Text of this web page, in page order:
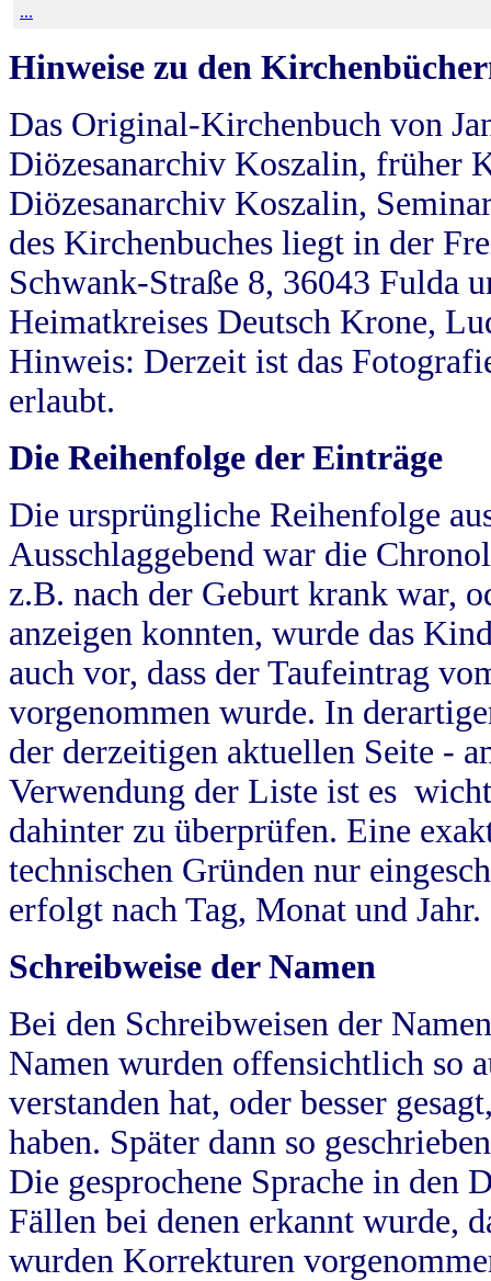
...
Hinweise zu den
Das Original-Kirchenbuch von
Diözesanarchiv Koszalin, früher
Diözesanarchiv Koszalin,
des Kirchenbuches liegt in der
Schwank-Straße 8, 36043 Fulda
Heimatkreises Deutsch Krone,
Hinweis: Derzeit ist das
erlaubt.
Die Reihenfolge der Einträge
Die ursprüngliche Reihenfolge
Ausschlaggebend war die
z.B. nach der Geburt krank war,
anzeigen konnten, wurde das
auch vor, dass der Taufeintrag
vorgenommen wurde. In
der derzeitigen aktuellen Seite -
Verwendung der Liste ist es
dahinter zu überprüfen. Eine
technischen Gründen nur
erfolgt nach Tag, Monat und Jahr.
Schreibweise der Namen
Bei den Schreibweisen der
Namen wurden offensichtlich so
verstanden hat, oder besser
haben. Später dann so
Die gesprochene Sprache in
Fällen bei denen erkannt wurde,
wurden Korrekturen